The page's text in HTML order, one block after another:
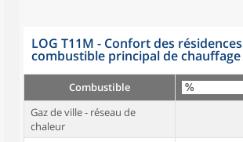
LOG T11M - Confort des
combustible principal de chauffage
Combustible
Gaz de ville - réseau de
chaleur